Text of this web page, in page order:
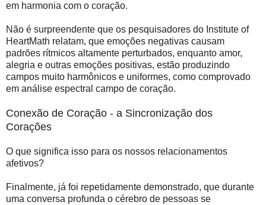
em harmonia com o coração.
Não é surpreendente que os pesquisadores do Institute of
HeartMath relatam, que emoções negativas causam
padrões rítmicos altamente perturbados, enquanto amor,
alegria e outras emoções positivas, estão produzindo
campos muito harmônicos e uniformes, como comprovado
em análise espectral campo de coração.
Conexão de Coração - a Sincronização dos
Corações
O que significa isso para os nossos relacionamentos
afetivos?
Finalmente, já foi repetidamente demonstrado, que durante
uma conversa profunda o cérebro de pessoas se